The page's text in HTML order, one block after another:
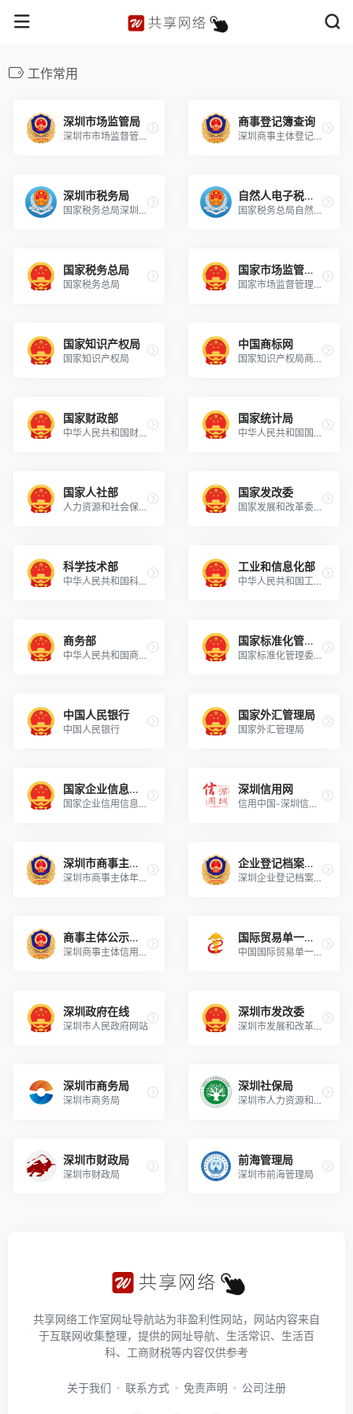
工作常用
深圳市场监管局
深圳市市场监督管理局
商事登记簿查询
深圳商事主体登记及备案信息查询
深圳市税务局
国家税务总局深圳市税务局
自然人电子税务局
国家税务总局自然人电子税务局
国家税务总局
国家税务总局
国家市场监管总局
国家市场监督管理总局
国家知识产权局
国家知识产权局
中国商标网
国家知识产权局商标局
国家财政部
中华人民共和国财政部
国家统计局
中华人民共和国国家统计局
国家人社部
人力资源和社会保障部
国家发改委
国家发展和改革委员会
科学技术部
中华人民共和国科学技术部
工业和信息化部
中华人民共和国工业和信息化部
商务部
中华人民共和国商务部
国家标准化管理委员会
国家标准化管理委员会
中国人民银行
中国人民银行
国家外汇管理局
国家外汇管理局
国家企业信息公示网
国家企业信用信息公示系统
深圳信用网
信用中国-深圳信用网
深圳市商事主体年报
深圳市商事主体年报系统
企业登记档案查询
深圳企业登记档案查询平台
商事主体公示平台
深圳商事主体信用公示平台
国际贸易单一窗口
中国国际贸易单一窗口
深圳政府在线
深圳市人民政府网站
深圳市发改委
深圳市发展和改革委员会
深圳市商务局
深圳市商务局
深圳社保局
深圳市人力资源和社会保障局
深圳市财政局
深圳市财政局
前海管理局
深圳市前海管理局
共享网络工作室网址导航站为非盈利性网站，网站内容来自
于互联网收集整理，提供的网址导航、生活常识、生活百
科、工商财税等内容仅供参考
关于我们 联系方式 免责声明 公司注册